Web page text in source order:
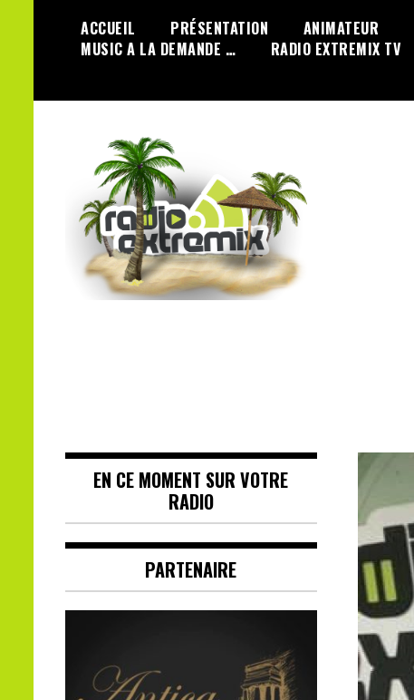
ACCUEIL PRÉSENTATION ANIMATEUR
MUSIC A LA DEMANDE …
RADIO EXTREMIX TV
EN CE MOMENT SUR VOTRE
RADIO
PARTENAIRE